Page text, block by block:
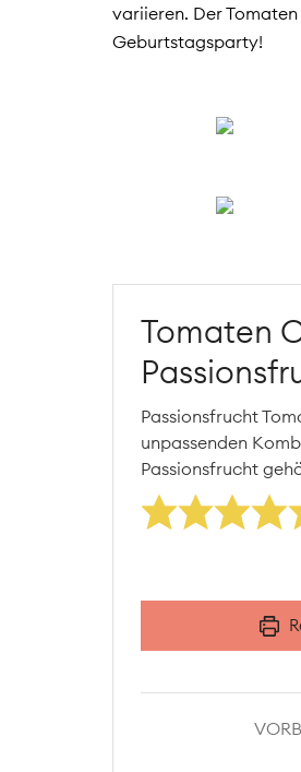
variieren. Der
Geburtstagsparty!
Tomaten
Passionsfrucht
unpassenden
Passionsfrucht